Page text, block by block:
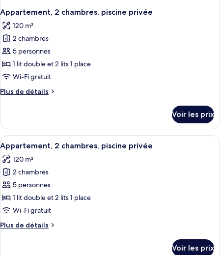
Appartement, 2 chambres, piscine privée
120 m²
2 chambres
5 personnes
1 lit double et 2 lits 1 place
Wi-Fi gratuit
Plus de détails
Plus
le
type
de
chambre
Appartement,
2
chambres,
piscine
privée
Voir les prix
Afficher
toutes
les
photos
pour
ce
type
chambre :
Une chambre moderne avec un
10
Appartement, 2 chambres, piscine privée
120 m²
2 chambres
5 personnes
1 lit double et 2 lits 1 place
Wi-Fi gratuit
Plus de détails
Plus
Voir les prix